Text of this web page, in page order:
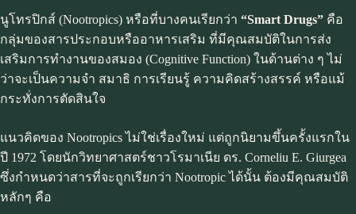
นูโทรปิกส์ (Nootropics) หรือที่บางคนเรียกว่า “Smart Drugs” คือ
กลุ่มของสารประกอบหรืออาหารเสริม ที่มีคุณสมบัติในการส่ง
เสริมการทำงานของสมอง (Cognitive Function) ในด้านต่าง ๆ ไม่
ว่าจะเป็นความจำ สมาธิ การเรียนรู้ ความคิดสร้างสรรค์ หรือแม้
กระทั่งการตัดสินใจ
แนวคิดของ Nootropics ไม่ใช่เรื่องใหม่ แต่ถูกนิยามขึ้นครั้งแรกใน
ปี 1972 โดยนักวิทยาศาสตร์ชาวโรมาเนีย ดร. Corneliu E. Giurgea
ซึ่งกำหนดว่าสารที่จะถูกเรียกว่า Nootropic ได้นั้น ต้องมีคุณสมบัติ
หลักๆ คือ